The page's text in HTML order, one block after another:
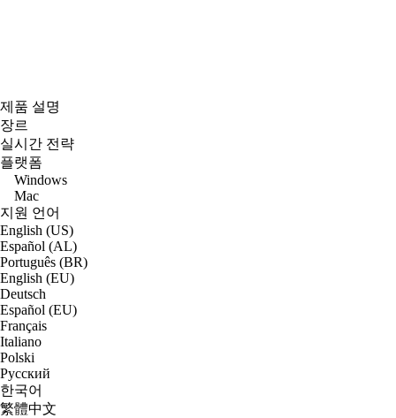
제품 설명
장르
실시간 전략
플랫폼
Windows
Mac
지원 언어
English (US)
Español (AL)
Português (BR)
English (EU)
Deutsch
Español (EU)
Français
Italiano
Polski
Русский
한국어
繁體中文